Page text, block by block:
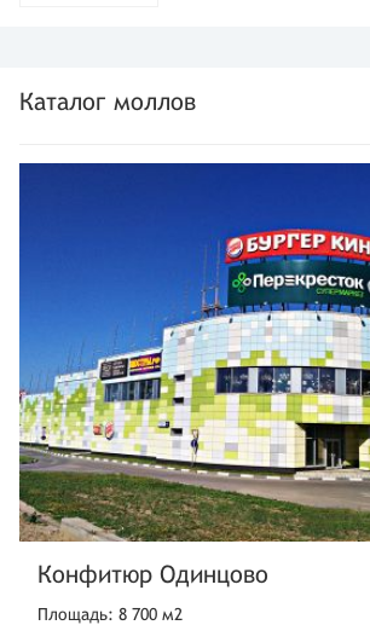
Каталог моллов
Конфитюр Одинцово
Площадь: 8 700 м2